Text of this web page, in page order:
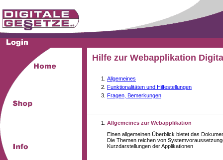
Hilfe zur Webapplikation
Allgemeines
Funktionalitäten und Hilfestellungen
Fragen, Bemerkungen
Allgemeines zur Webapplikation
Einen allgemeinen Überblick bietet das
Die Themen reichen von
Kurzdarstellungen der Applikationen